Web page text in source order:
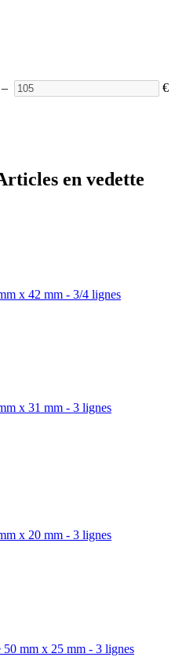
– €
en vedette
x 42 mm - 3/4 lignes
x 31 mm - 3 lignes
x 20 mm - 3 lignes
50 mm x 25 mm - 3 lignes